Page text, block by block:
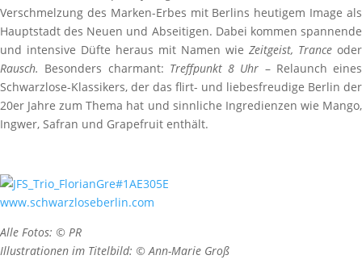
Verschmelzung des Marken-Erbes mit Berlins heutigem Image als
Hauptstadt des Neuen und Abseitigen. Dabei kommen spannende
und intensive Düfte heraus mit Namen wie Zeitgeist, Trance oder
Rausch. Besonders charmant: Treffpunkt 8 Uhr – Relaunch eines
Schwarzlose-Klassikers, der das flirt- und liebesfreudige Berlin der
20er Jahre zum Thema hat und sinnliche Ingredienzen wie Mango,
Ingwer, Safran und Grapefruit enthält.
www.schwarzloseberlin.com
Alle Fotos: © PR
Illustrationen im Titelbild: © Ann-Marie Groß